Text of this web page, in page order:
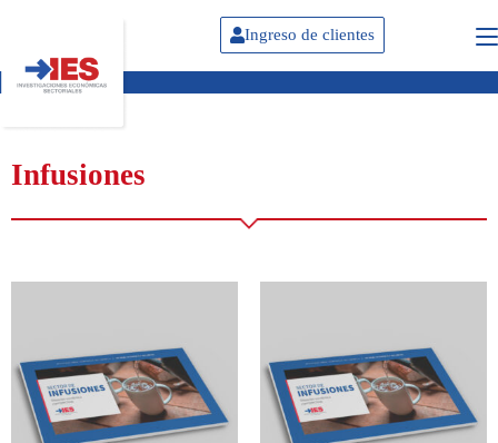
Ingreso de clientes
Infusiones